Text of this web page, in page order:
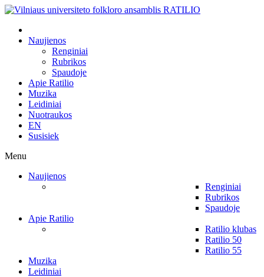
Naujienos
Renginiai
Rubrikos
Spaudoje
Apie Ratilio
Muzika
Leidiniai
Nuotraukos
EN
Susisiek
Menu
Naujienos
Renginiai
Rubrikos
Spaudoje
Apie Ratilio
Ratilio klubas
Ratilio 50
Ratilio 55
Muzika
Leidiniai